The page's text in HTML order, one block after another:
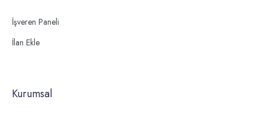
İşveren Paneli
İlan Ekle
Kurumsal